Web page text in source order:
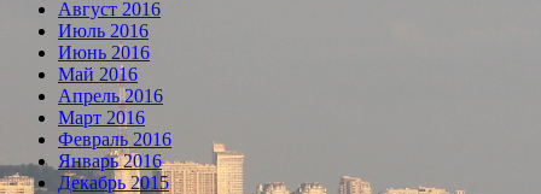
Август 2016
Июль 2016
Июнь 2016
Май 2016
Апрель 2016
Март 2016
Февраль 2016
Январь 2016
Декабрь 2015